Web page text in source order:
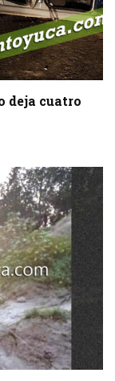
deja cuatro